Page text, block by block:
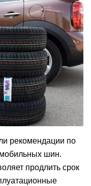
рекомендации по
шин.
продлить срок